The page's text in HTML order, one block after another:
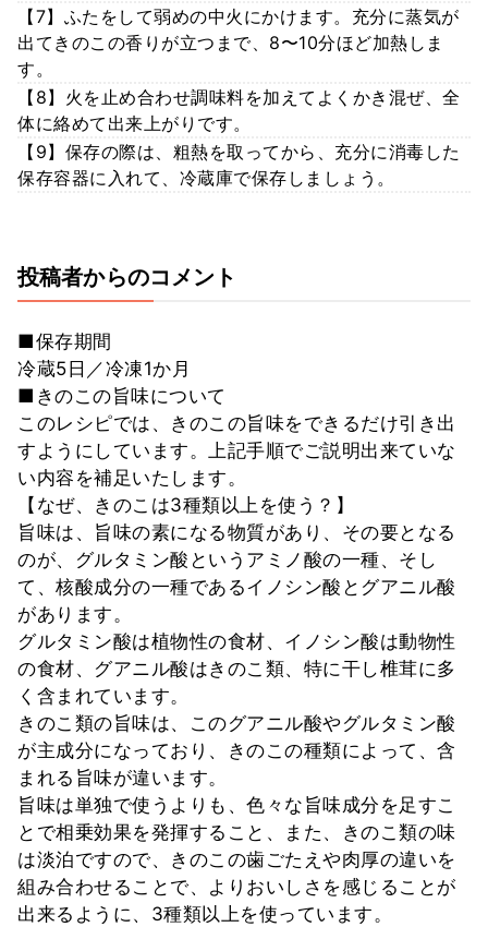
【7】ふたをして弱めの中火にかけます。充分に蒸気が
出てきのこの香りが立つまで、8〜10分ほど加熱しま
す。
【8】火を止め合わせ調味料を加えてよくかき混ぜ、全
体に絡めて出来上がりです。
【9】保存の際は、粗熱を取ってから、充分に消毒した
保存容器に入れて、冷蔵庫で保存しましょう。
投稿者からのコメント
■保存期間
冷蔵5日／冷凍1か月
■きのこの旨味について
このレシピでは、きのこの旨味をできるだけ引き出
すようにしています。上記手順でご説明出来ていな
い内容を補足いたします。
【なぜ、きのこは3種類以上を使う？】
旨味は、旨味の素になる物質があり、その要となる
のが、グルタミン酸というアミノ酸の一種、そし
て、核酸成分の一種であるイノシン酸とグアニル酸
があります。
グルタミン酸は植物性の食材、イノシン酸は動物性
の食材、グアニル酸はきのこ類、特に干し椎茸に多
く含まれています。
きのこ類の旨味は、このグアニル酸やグルタミン酸
が主成分になっており、きのこの種類によって、含
まれる旨味が違います。
旨味は単独で使うよりも、色々な旨味成分を足すこ
とで相乗効果を発揮すること、また、きのこ類の味
は淡泊ですので、きのこの歯ごたえや肉厚の違いを
組み合わせることで、よりおいしさを感じることが
出来るように、3種類以上を使っています。